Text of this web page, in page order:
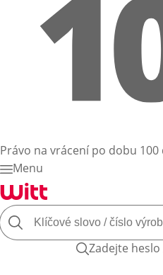
Právo na vrácení po dobu 100
Menu
Zadejte